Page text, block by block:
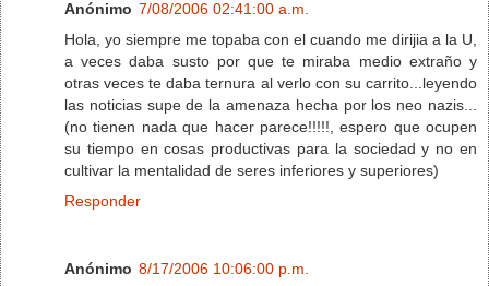
Anónimo 7/08/2006 02:41:00 a.m.
Hola, yo siempre me topaba con el cuando me dirijia a la U,
a veces daba susto por que te miraba medio extraño y
otras veces te daba ternura al verlo con su carrito...leyendo
las noticias supe de la amenaza hecha por los neo nazis...
(no tienen nada que hacer parece!!!!!, espero que ocupen
su tiempo en cosas productivas para la sociedad y no en
cultivar la mentalidad de seres inferiores y superiores)
Responder
Anónimo 8/17/2006 10:06:00 p.m.